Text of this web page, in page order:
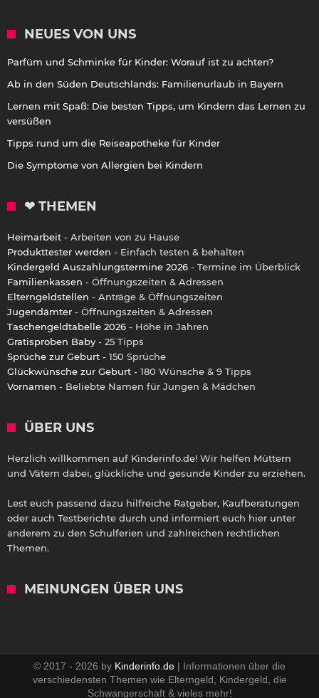
NEUES VON UNS
Parfüm und Schminke für Kinder: Worauf ist zu achten?
Ab in den Süden Deutschlands: Familienurlaub in Bayern
Lernen mit Spaß: Die besten Tipps, um Kindern das Lernen zu
versüßen
Tipps rund um die Reiseapotheke für Kinder
Die Symptome von Allergien bei Kindern
❤ THEMEN
Heimarbeit - Arbeiten von zu Hause
Produkttester werden - Einfach testen & behalten
Kindergeld Auszahlungstermine 2026 - Termine im Überblick
Familienkassen - Öffnungszeiten & Adressen
Elterngeldstellen - Anträge & Öffnungszeiten
Jugendämter - Öffnungszeiten & Adressen
Taschengeldtabelle 2026 - Höhe in Jahren
Gratisproben Baby - 25 Tipps
Sprüche zur Geburt - 150 Sprüche
Glückwünsche zur Geburt - 180 Wünsche & 9 Tipps
Vornamen - Beliebte Namen für Jungen & Mädchen
ÜBER UNS
Herzlich willkommen auf Kinderinfo.de! Wir helfen Müttern
und Vätern dabei, glückliche und gesunde Kinder zu erziehen.
Lest euch passend dazu hilfreiche Ratgeber, Kaufberatungen
oder auch Testberichte durch und informiert euch hier unter
anderem zu den Schulferien und zahlreichen rechtlichen
Themen.
MEINUNGEN ÜBER UNS
© 2017 - 2026 by Kinderinfo.de | Informationen über die
verschiedensten Themen wie Elterngeld, Kindergeld, die
Schwangerschaft & vieles mehr!